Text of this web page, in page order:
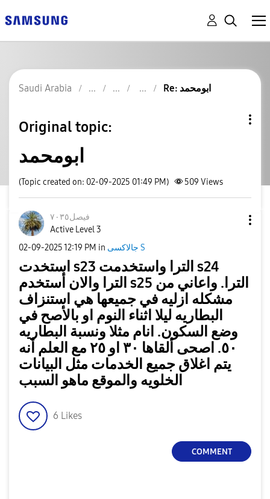
Saudi Arabia Re: ابومحمد
Original topic:
ابومحمد
(Topic created on: 02-09-2025 01:49 PM) 509 Views
فيصل٧٠٣٥
Active Level 3
‎02-09-202512:19 PM in جالاكسى S
استخدت s23 الترا واستخدمت s24
الترا والان أستخدم s25 الترا. واعاني من
مشكله ازليه في جميعها هي استنزاف
البطاريه ليلا اثناء النوم او بالأصح في
وضع السكون. انام مثلا ونسبة البطاريه
٥٠. اصحى ألقاها ٣٠ او ٢٥ مع العلم أنه
يتم اغلاق جميع الخدمات مثل البيانات
الخلويه والموقع ماهو السبب
6 Likes
COMMENT